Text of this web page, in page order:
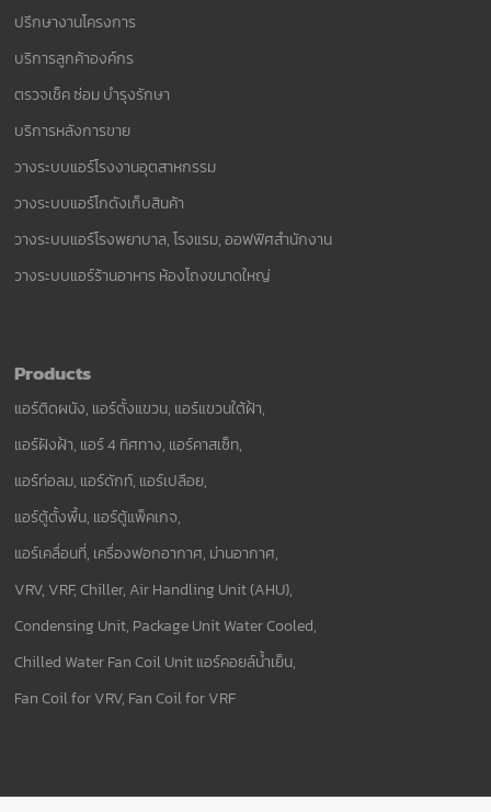
ปรึกษางานโครงการ
บริการลูกค้าองค์กร
ตรวจเช็ค ซ่อม บำรุงรักษา
บริการหลังการขาย
วางระบบแอร์โรงงานอุตสาหกรรม
วางระบบแอร์โกดังเก็บสินค้า
วางระบบแอร์โรงพยาบาล, โรงแรม, ออฟฟิศสำนักงาน
วางระบบแอร์ร้านอาหาร ห้องโถงขนาดใหญ่
Products
แอร์ติดผนัง, แอร์ตั้งแขวน, แอร์แขวนใต้ฝ้า,
แอร์ฝังฝ้า, แอร์ 4 ทิศทาง, แอร์คาสเซ็ท,
แอร์ท่อลม, แอร์ดักท์, แอร์เปลือย,
แอร์ตู้ตั้งพื้น, แอร์ตู้แพ็คเกจ,
แอร์เคลื่อนที่, เครื่องฟอกอากาศ, ม่านอากาศ,
VRV, VRF, Chiller, Air Handling Unit (AHU),
Condensing Unit, Package Unit Water Cooled,
Chilled Water Fan Coil Unit แอร์คอยล์น้ำเย็น,
Fan Coil for VRV, Fan Coil for VRF